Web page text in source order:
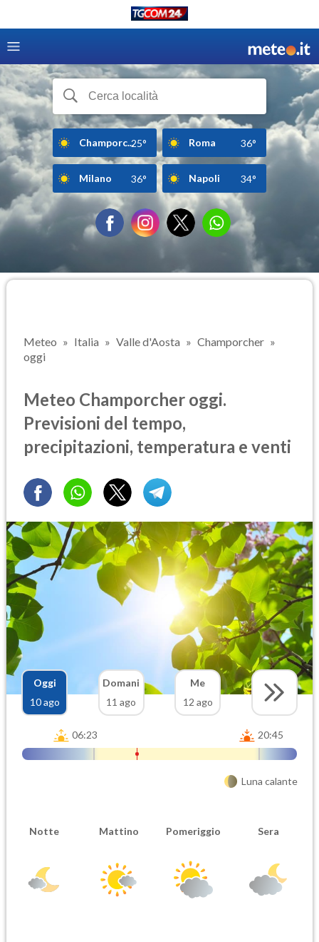
Champorc...25° Roma 36°
Milano 36° Napoli 34°
Meteo Italia Valle d'Aosta
Champorcher
oggi
Meteo Champorcher oggi.
Previsioni del tempo,
precipitazioni, temperatura e venti
Oggi
10 ago
Domani
11 ago
Me
12 ago
06:23 20:45
Luna calante
Notte Mattino Pomeriggio Sera